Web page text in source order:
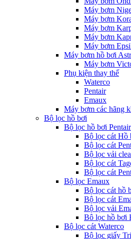
Máy bơm
Máy bơm
Máy bơm
Máy bơm
Máy bơm
Máy bơm hồ bơi
Máy bơm
Phụ kiện thay thế
Waterco
Pentair
Emaux
Máy bơm các hãng
Bộ lọc hồ bơi
Bộ lọc hồ bơi Pentair
Bộ lọc cát Hồ
Bộ lọc cát
Bộ lọc vải
Bộ lọc cát
Bộ lọc cát
Bộ lọc Emaux
Bộ lọc cát hồ
Bộ lọc cát
Bộ lọc vải
Bô lọc hồ bơi
Bộ lọc cát Waterco
Bộ lọc giấy